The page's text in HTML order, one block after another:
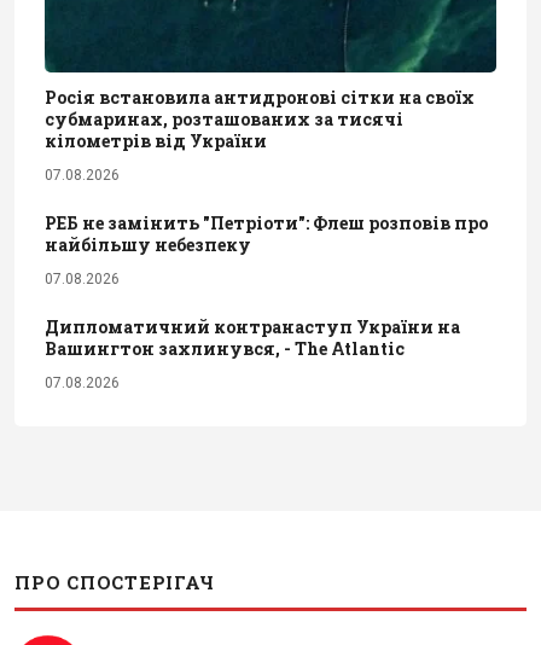
Росія встановила антидронові сітки на своїх
субмаринах, розташованих за тисячі
кілометрів від України
07.08.2026
РЕБ не замінить "Петріоти": Флеш розповів про
найбільшу небезпеку
07.08.2026
Дипломатичний контранаступ України на
Вашингтон захлинувся, - The Atlantic
07.08.2026
ПРО СПОСТЕРІГАЧ